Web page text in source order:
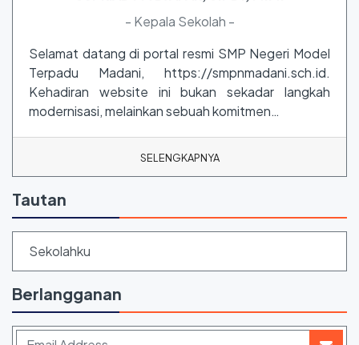
- Kepala Sekolah -
Selamat datang di portal resmi SMP Negeri Model
Terpadu Madani, https://smpnmadani.sch.id.
Kehadiran website ini bukan sekadar langkah
modernisasi, melainkan sebuah komitmen…
SELENGKAPNYA
Tautan
Sekolahku
Berlangganan